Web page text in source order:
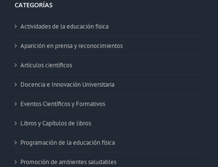
CATEGORÍAS
Actividades de la educación física
Aparición en prensa y reconocimientos
Artículos científicos
Docencia e Innovación Universitaria
Eventos Científicos y Formativos
Libros y Capítulos de libros
Programación de la educación física
Promoción de ambientes saludables